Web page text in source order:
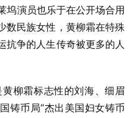
坞演员也乐于在公开场合用
数民族女性，黄柳霜在特殊
抗争的人生传奇被更多的人
柳霜标志性的刘海、细眉
铸币局“杰出美国妇女铸币